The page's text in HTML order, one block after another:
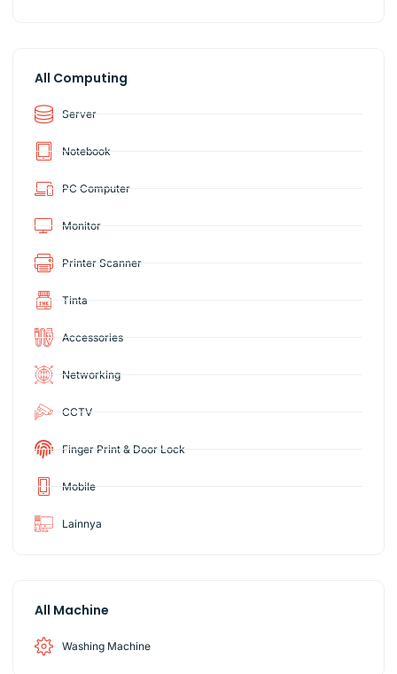
All Computing
Server
Notebook
PC Computer
Monitor
Printer Scanner
Tinta
Accessories
Networking
CCTV
Finger Print & Door Lock
Mobile
Lainnya
All Machine
Washing Machine